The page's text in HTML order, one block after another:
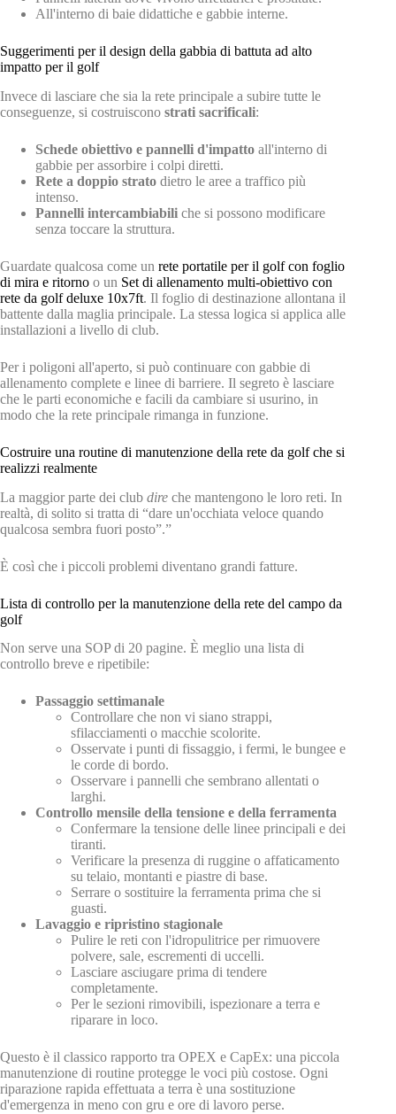
All'interno di baie didattiche e gabbie interne.
Suggerimenti per il design della gabbia di battuta ad alto
impatto per il golf
Invece di lasciare che sia la rete principale a subire tutte le
conseguenze, si costruiscono strati sacrificali:
Schede obiettivo e pannelli d'impatto all'interno di
gabbie per assorbire i colpi diretti.
Rete a doppio strato dietro le aree a traffico più
intenso.
Pannelli intercambiabili che si possono modificare
senza toccare la struttura.
Guardate qualcosa come un rete portatile per il golf con foglio
di mira e ritorno o un Set di allenamento multi-obiettivo con
rete da golf deluxe 10x7ft. Il foglio di destinazione allontana il
battente dalla maglia principale. La stessa logica si applica alle
installazioni a livello di club.
Per i poligoni all'aperto, si può continuare con gabbie di
allenamento complete e linee di barriere. Il segreto è lasciare
che le parti economiche e facili da cambiare si usurino, in
modo che la rete principale rimanga in funzione.
Costruire una routine di manutenzione della rete da golf che si
realizzi realmente
La maggior parte dei club dire che mantengono le loro reti. In
realtà, di solito si tratta di “dare un'occhiata veloce quando
qualcosa sembra fuori posto”.”
È così che i piccoli problemi diventano grandi fatture.
Lista di controllo per la manutenzione della rete del campo da
golf
Non serve una SOP di 20 pagine. È meglio una lista di
controllo breve e ripetibile:
Passaggio settimanale
Controllare che non vi siano strappi,
sfilacciamenti o macchie scolorite.
Osservate i punti di fissaggio, i fermi, le bungee e
le corde di bordo.
Osservare i pannelli che sembrano allentati o
larghi.
Controllo mensile della tensione e della ferramenta
Confermare la tensione delle linee principali e dei
tiranti.
Verificare la presenza di ruggine o affaticamento
su telaio, montanti e piastre di base.
Serrare o sostituire la ferramenta prima che si
guasti.
Lavaggio e ripristino stagionale
Pulire le reti con l'idropulitrice per rimuovere
polvere, sale, escrementi di uccelli.
Lasciare asciugare prima di tendere
completamente.
Per le sezioni rimovibili, ispezionare a terra e
riparare in loco.
Questo è il classico rapporto tra OPEX e CapEx: una piccola
manutenzione di routine protegge le voci più costose. Ogni
riparazione rapida effettuata a terra è una sostituzione
d'emergenza in meno con gru e ore di lavoro perse.